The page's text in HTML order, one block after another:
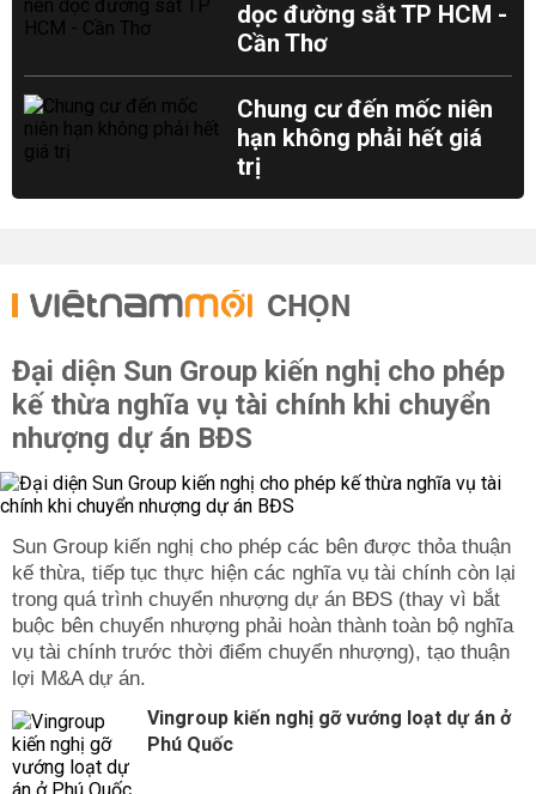
dọc đường sắt TP HCM -
Cần Thơ
Chung cư đến mốc niên
hạn không phải hết giá
trị
CHỌN
Đại diện Sun Group kiến nghị cho phép
kế thừa nghĩa vụ tài chính khi chuyển
nhượng dự án BĐS
Sun Group kiến nghị cho phép các bên được thỏa thuận
kế thừa, tiếp tục thực hiện các nghĩa vụ tài chính còn lại
trong quá trình chuyển nhượng dự án BĐS (thay vì bắt
buộc bên chuyển nhượng phải hoàn thành toàn bộ nghĩa
vụ tài chính trước thời điểm chuyển nhượng), tạo thuận
lợi M&A dự án.
Vingroup kiến nghị gỡ vướng loạt dự án ở
Phú Quốc